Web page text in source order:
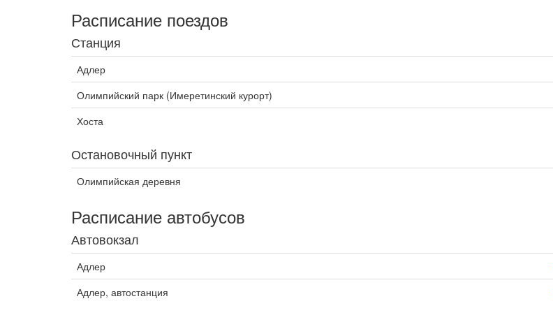
Расписание поездов
Станция
Адлер
Олимпийский парк (Имеретинский курорт)
Хоста
Остановочный пункт
Олимпийская деревня
Расписание автобусов
Автовокзал
Адлер
Адлер, автостанция